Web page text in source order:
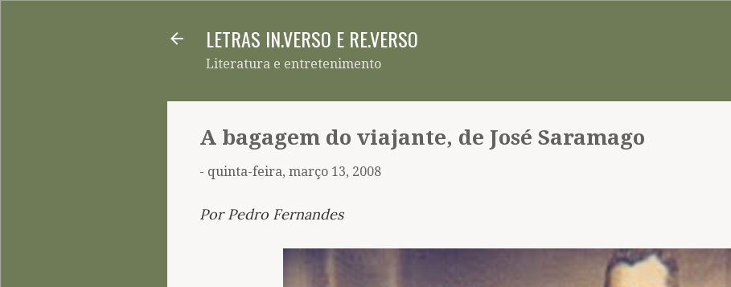
LETRAS IN.VERSO E RE.VERSO
Literatura e entretenimento
A bagagem do viajante, de José Saramago
- quinta-feira, março 13, 2008
Por Pedro Fernandes